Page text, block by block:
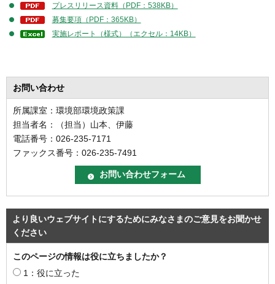
プレスリリース資料（PDF：538KB）
募集要項（PDF：365KB）
実施レポート（様式）（エクセル：14KB）
お問い合わせ
所属課室：環境部環境政策課
担当者名：（担当）山本、伊藤
電話番号：026-235-7171
ファックス番号：026-235-7491
より良いウェブサイトにするためにみなさまのご意見をお聞かせ
ください
このページの情報は役に立ちましたか？
1：役に立った